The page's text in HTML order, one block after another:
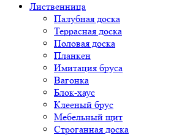
Лиственница
Палубная доска
Террасная доска
Половая доска
Планкен
Имитация бруса
Вагонка
Блок-хаус
Клееный брус
Мебельный щит
Строганная доска